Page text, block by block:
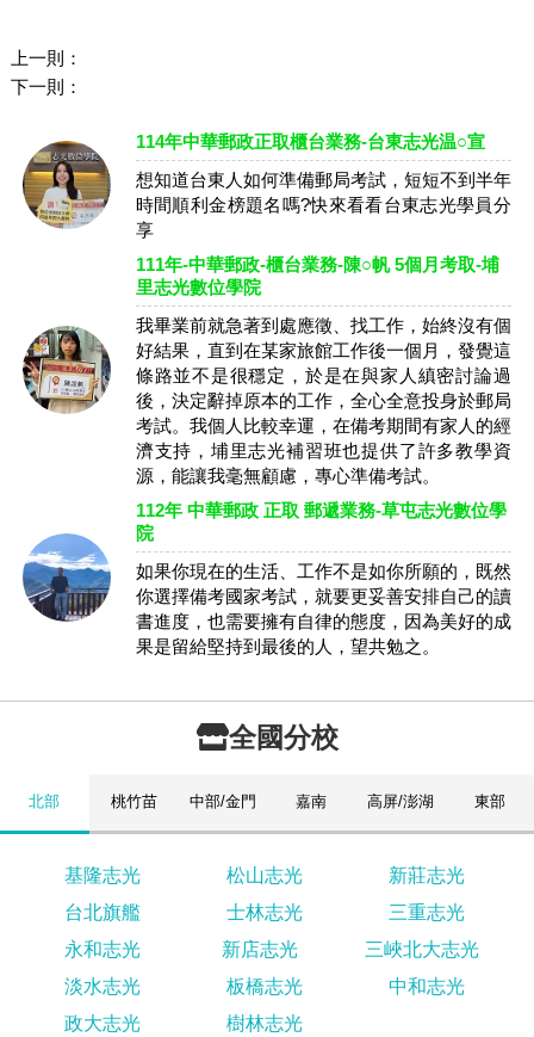
上一則：
下一則：
114年中華郵政正取櫃台業務-台東志光温○宣
想知道台東人如何準備郵局考試，短短不到半年
時間順利金榜題名嗎?快來看看台東志光學員分
享
111年-中華郵政-櫃台業務-陳○帆 5個月考取-埔
里志光數位學院
我畢業前就急著到處應徵、找工作，始終沒有個
好結果，直到在某家旅館工作後一個月，發覺這
條路並不是很穩定，於是在與家人縝密討論過
後，決定辭掉原本的工作，全心全意投身於郵局
考試。我個人比較幸運，在備考期間有家人的經
濟支持，埔里志光補習班也提供了許多教學資
源，能讓我毫無顧慮，專心準備考試。
112年 中華郵政 正取 郵遞業務-草屯志光數位學
院
如果你現在的生活、工作不是如你所願的，既然
你選擇備考國家考試，就要更妥善安排自己的讀
書進度，也需要擁有自律的態度，因為美好的成
果是留給堅持到最後的人，望共勉之。
全國分校
北部 桃竹苗 中部/金門 嘉南 高屏/澎湖 東部
基隆志光 松山志光
新莊志光
台北旗艦
士林志光
三重志光
永和志光
新店志光
三峽北大志光
淡水志光
板橋志光
中和志光
政大志光
樹林志光